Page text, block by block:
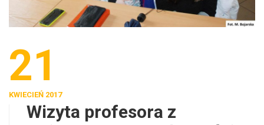
21
KWIECIEŃ 2017
Wizyta profesora z